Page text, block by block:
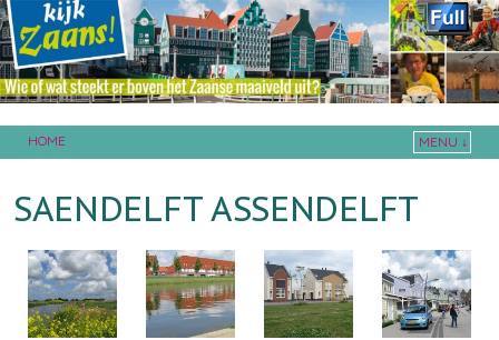
HOME
MENU ↓
SAENDELFT ASSENDELFT